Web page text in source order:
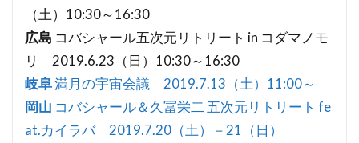
（土）10:30～16:30
広島 コバシャール五次元リトリート in コダマノモ
リ 2019.6.23（日）10:30～16:30
岐阜満月の宇宙会議 2019.7.13（土）11:00～
岡山 コバシャール＆久冨栄二 五次元リトリート fe
at.カイラバ 2019.7.20（土）－21（日）